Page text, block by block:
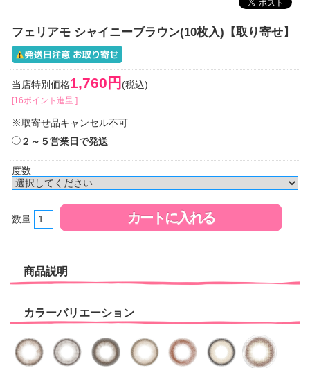
フェリアモ シャイニーブラウン(10枚入)【取り寄せ】
当店特別価格1,760円 (税込)
[16ポイント進呈 ]
※取寄せ品キャンセル不可
２～５営業日で発送
度数
数量
商品説明
カラーバリエーション